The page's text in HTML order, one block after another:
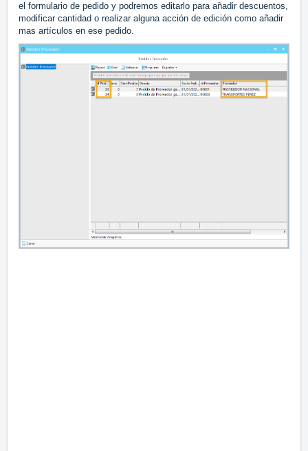
el formulario de pedido y podremos editarlo para añadir descuentos,
modificar cantidad o realizar alguna acción de edición como añadir
mas artículos en ese pedido.